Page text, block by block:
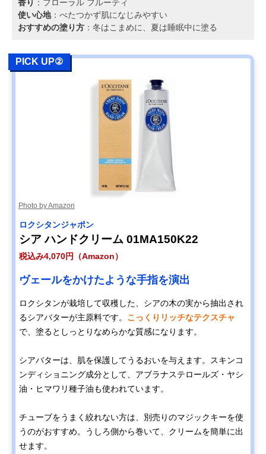
香り ：フローラル フルーティ
使い心地：べたつかず肌になじみやすい
おすすめの塗り方 ：冬はこまめに、夏は睡眠中に塗る
PICK UP②
Photo by Amazon
ロクシタンジャポン
シア ハンドクリーム 01MA150K22
税込み4,070円（Amazon）
ヴェールをかけたような手指を演出
ロクシタンが栽培して収穫した、シアの木の実から抽出され
るシアバターが主原料です。 こっくりリッチなテクスチャ
で、塗るとしっとりなめらかな質感になります。
シアバターは、肌を保護してうるおいを与えます。スキンコ
ンディショニング成分として、アブラナステロールズ・ヤシ
油・ヒマワリ種子油も使われています。
チューブをうまく絞れない方は、別売りのマジックキーを使
うのがおすすめ。うしろ側から巻いて、クリームを簡単に出
せます。